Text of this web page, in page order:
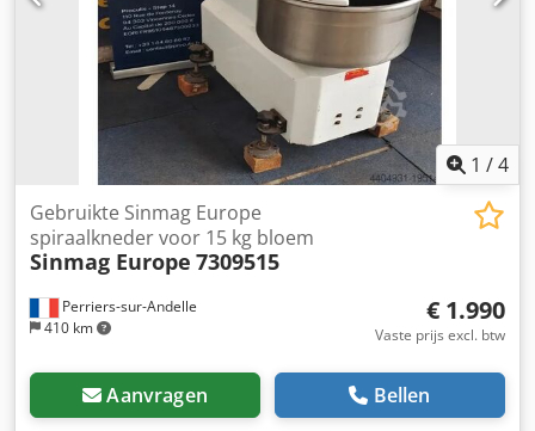
1 /4
Perriers-sur-Andelle
410 km
Gebruikte Sinmag Europe
spiraalkneder voor 15 kg bloem
Sinmag Europe 7309515
€ 1.990
Vaste prijs excl. btw
Aanvragen Bellen